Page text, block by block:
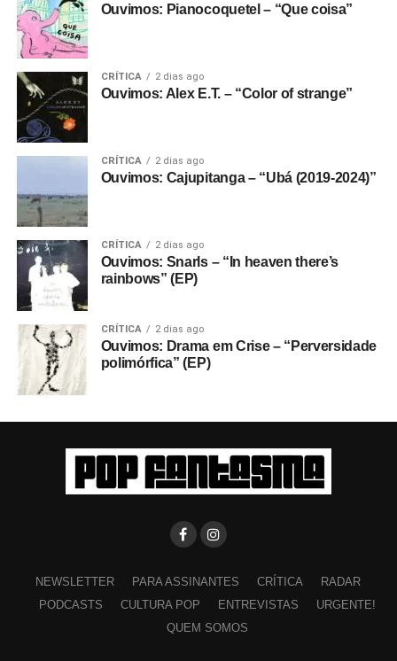
Ouvimos: Pianocoquetel – “Que coisa”
CRÍTICA 2 dias ago
Ouvimos: Alex E.T. – “Color of strange”
CRÍTICA 2 dias ago
Ouvimos: Cajupitanga – “Ubá (2019-2024)”
CRÍTICA 2 dias ago
Ouvimos: Snarls – “In heaven there’s
rainbows” (EP)
CRÍTICA 2 dias ago
Ouvimos: Drama em Crise – “Perversidade
polimórfica” (EP)
NEWSLETTER PARA ASSINANTES CRÍTICA
RADAR
PODCASTS
CULTURA POP ENTREVISTAS
URGENTE!
QUEM SOMOS